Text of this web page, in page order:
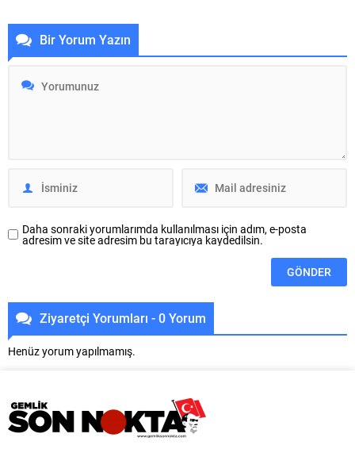
hattı çalışmalarını nihayete
erdirerek parke ve asfalt kaplama
sürecine başladı. Büyükşehir
Müdürlüğü, Nilüfer ilçesi Odunluk
bölgede altyapıyı güçlendiren
çalışmaların tamamlanması...
Pınar Caddesi’nde çalışmalara hız
çalışmalarında sona yaklaştı.
Bölgenin en...
Bir Yorum Yazın
Daha sonraki yorumlarımda kullanılması için adım, e-posta
adresim ve site adresim bu tarayıcıya kaydedilsin.
Ziyaretçi Yorumları - 0 Yorum
Henüz yorum yapılmamış.